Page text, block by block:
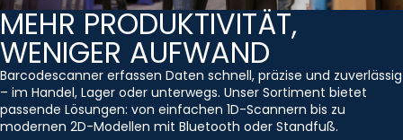
MEHR PRODUKTIVITÄT,
WENIGER AUFWAND
Barcodescanner erfassen Daten schnell, präzise und zuverlässig
– im Handel, Lager oder unterwegs. Unser Sortiment bietet
passende Lösungen: von einfachen 1D-Scannern bis zu
modernen 2D-Modellen mit Bluetooth oder Standfuß.